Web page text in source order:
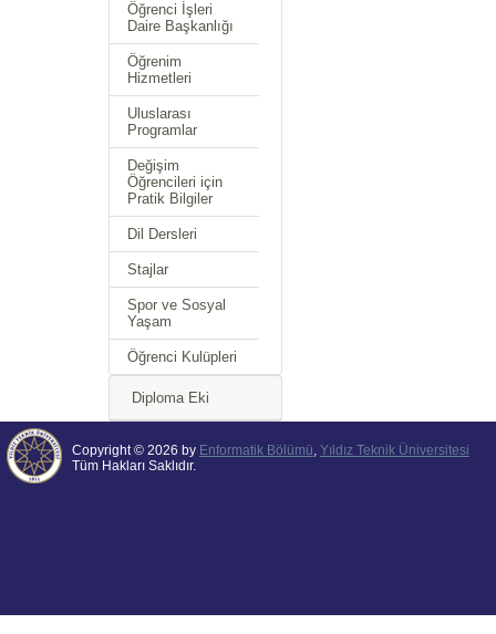
Öğrenci İşleri
Daire Başkanlığı
Öğrenim
Hizmetleri
Uluslarası
Programlar
Değişim
Öğrencileri için
Pratik Bilgiler
Dil Dersleri
Stajlar
Spor ve Sosyal
Yaşam
Öğrenci Kulüpleri
Diploma Eki
Copyright © 2026 by Enformatik Bölümü, Yıldız Teknik Üniversitesi
Tüm Hakları Saklıdır.